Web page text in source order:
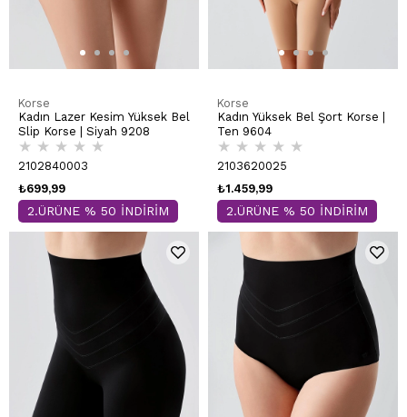
Korse
Kadın Lazer Kesim Yüksek Bel
Slip Korse | Siyah 9208
★ ★ ★ ★ ★
2102840003
₺699,99
2.ÜRÜNE % 50 İNDİRİM
Korse
Kadın Yüksek Bel Şort Korse |
Ten 9604
★ ★ ★ ★ ★
2103620025
₺1.459,99
2.ÜRÜNE % 50 İNDİRİM